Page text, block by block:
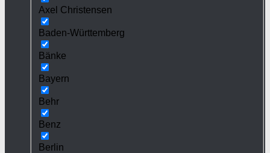
Axel Christensen
Baden-Württemberg
Bänke
Bayern
Behr
Benz
Berlin